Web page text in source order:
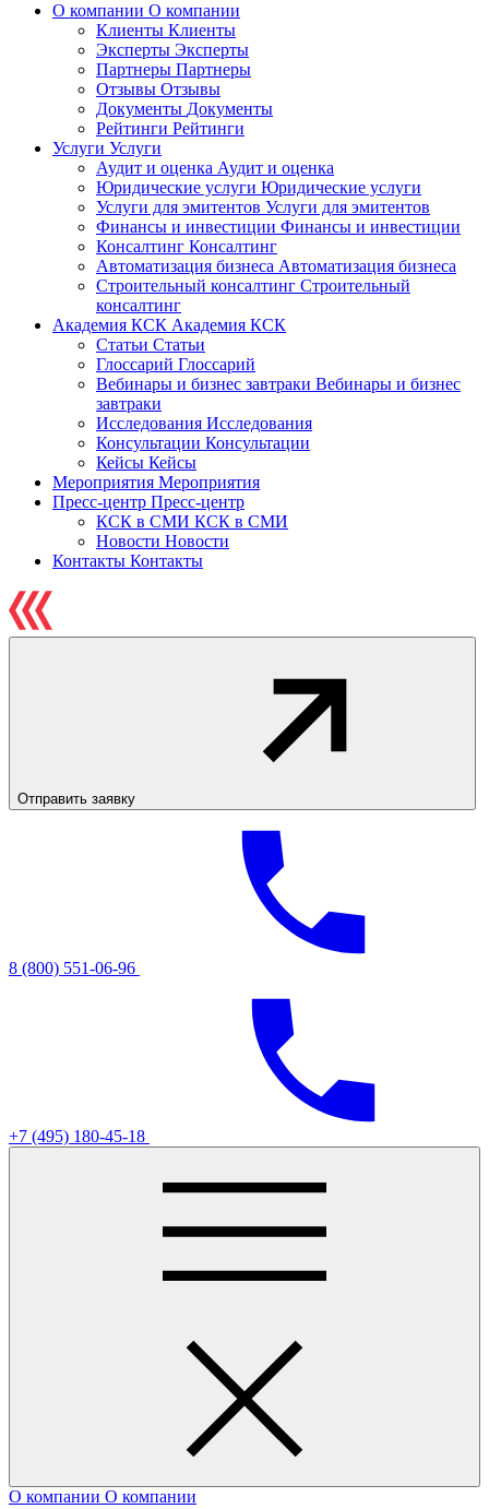
О компании О компании
Клиенты Клиенты
Эксперты Эксперты
Партнеры Партнеры
Отзывы Отзывы
Документы Документы
Рейтинги Рейтинги
Услуги Услуги
Аудит и оценка Аудит и оценка
Юридические услуги Юридические услуги
Услуги для эмитентов Услуги для эмитентов
Финансы и инвестиции Финансы и инвестиции
Консалтинг Консалтинг
Автоматизация бизнеса Автоматизация бизнеса
Строительный консалтинг Строительный
консалтинг
Академия КСК Академия КСК
Статьи Статьи
Глоссарий Глоссарий
Вебинары и бизнес завтраки Вебинары и бизнес
завтраки
Исследования Исследования
Консультации Консультации
Кейсы Кейсы
Мероприятия Мероприятия
Пресс-центр Пресс-центр
КСК в СМИ КСК в СМИ
Новости Новости
Контакты Контакты
Отправить заявку
8 (800) 551-06-96
+7 (495) 180-45-18
О компании О компании